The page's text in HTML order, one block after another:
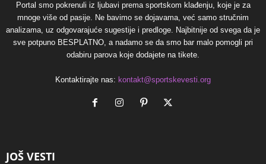
Portal smo pokrenuli iz ljubavi prema sportskom klađenju, koje je za
mnoge više od pasije. Ne bavimo se dojavama, već samo stručnim
analizama, uz odgovarajuće sugestije i predloge. Najbitnije od svega da je
sve potpuno BESPLATNO, a nadamo se da smo bar malo pomogli pri
odabiru parova koje dodajete na tikete.
Kontaktirajte nas: kontakt@sportskevesti.org
JOŠ VESTI